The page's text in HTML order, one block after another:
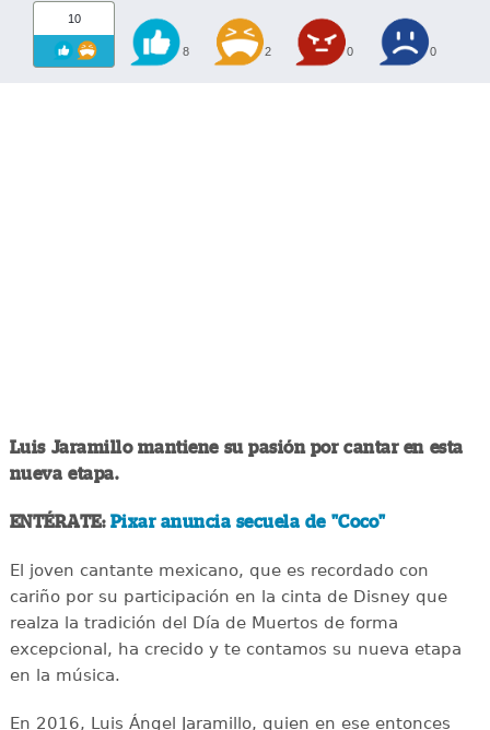
10
8 2 0 0
Luis Jaramillo mantiene su pasión por cantar en esta
nueva etapa.
ENTÉRATE:Pixar anuncia secuela de "Coco"
El joven cantante mexicano, que es recordado con
cariño por su participación en la cinta de Disney que
realza la tradición del Día de Muertos de forma
excepcional, ha crecido y te contamos su nueva etapa
en la música.
En 2016, Luis Ángel Jaramillo, quien en ese entonces